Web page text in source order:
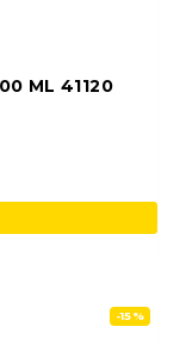
ML 41120
-15%